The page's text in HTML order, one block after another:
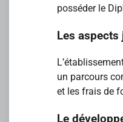
posséder le
Les
un parcours
et les frais de
Le